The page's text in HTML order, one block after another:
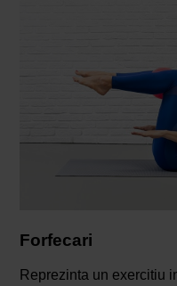
Forfecari
Reprezinta un exercitiu